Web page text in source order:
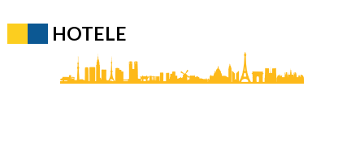
HOTELE